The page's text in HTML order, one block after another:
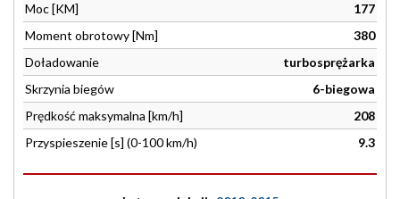
Moc [KM]
177
Moment obrotowy [Nm]
380
Doładowanie
turbosprężarka
Skrzynia biegów
6-biegowa
Prędkość maksymalna [km/h]
208
Przyspieszenie [s] (0-100 km/h)
9.3